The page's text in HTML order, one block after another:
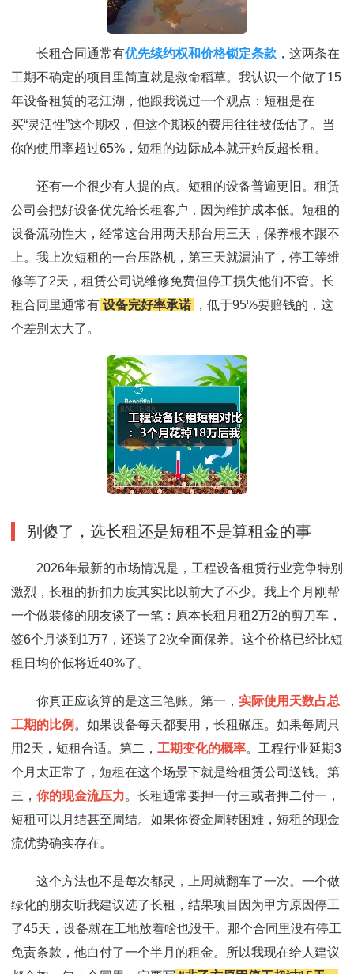
长租合同通常有优先续约权和价格锁定条款，这两条在
工期不确定的项目里简直就是救命稻草。我认识一个做了15
年设备租赁的老江湖，他跟我说过一个观点：短租是在
买“灵活性”这个期权，但这个期权的费用往往被低估了。当
你的使用率超过65%，短租的边际成本就开始反超长租。
还有一个很少有人提的点。短租的设备普遍更旧。租赁
公司会把好设备优先给长租客户，因为维护成本低。短租的
设备流动性大，经常这台用两天那台用三天，保养根本跟不
上。我上次短租的一台压路机，第三天就漏油了，停工等维
修等了2天，租赁公司说维修免费但停工损失他们不管。长
租合同里通常有 设备完好率承诺
，低于95%要赔钱的，这
个差别太大了。
别傻了，选长租还是短租不是算租金的事
2026年最新的市场情况是，工程设备租赁行业竞争特别
激烈，长租的折扣力度其实比以前大了不少。我上个月刚帮
一个做装修的朋友谈了一笔：原本长租月租2万2的剪刀车，
签6个月谈到1万7，还送了2次全面保养。这个价格已经比短
租日均价低将近40%了。
你真正应该算的是这三笔账。第一， 实际使用天数占总
工期的比例 。如果设备每天都要用，长租碾压。如果每周只
用2天，短租合适。第二， 工期变化的概率。工程行业延期3
个月太正常了，短租在这个场景下就是给租赁公司送钱。第
三， 你的现金流压力。长租通常要押一付三或者押二付一，
短租可以月结甚至周结。如果你资金周转困难，短租的现金
流优势确实存在。
这个方法也不是每次都灵，上周就翻车了一次。一个做
绿化的朋友听我建议选了长租，结果项目因为甲方原因停工
了45天，设备就在工地放着啥也没干。那个合同里没有停工
免责条款，他白付了一个半月的租金。所以我现在给人建议